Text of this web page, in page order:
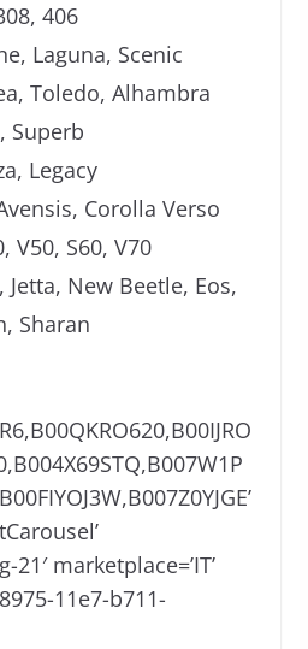
406
Laguna, Scenic
Toledo, Alhambra
Superb
Legacy
Corolla Verso
V50, S60, V70
Jetta, New Beetle, Eos,
Sharan
marketplace=’IT’
11e7-b711-